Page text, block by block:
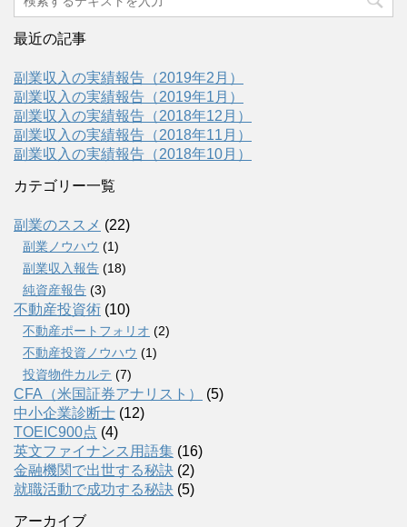
最近の記事
副業収入の実績報告（2019年2月）
副業収入の実績報告（2019年1月）
副業収入の実績報告（2018年12月）
副業収入の実績報告（2018年11月）
副業収入の実績報告（2018年10月）
カテゴリー一覧
副業のススメ (22)
副業ノウハウ (1)
副業収入報告 (18)
純資産報告 (3)
不動産投資術 (10)
不動産ポートフォリオ (2)
不動産投資ノウハウ (1)
投資物件カルテ (7)
CFA（米国証券アナリスト）
(5)
中小企業診断士 (12)
TOEIC900点 (4)
英文ファイナンス用語集 (16)
金融機関で出世する秘訣 (2)
就職活動で成功する秘訣 (5)
アーカイブ